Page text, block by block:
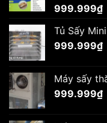
999.999₫
Tủ Sấy
999.999₫
Máy sấy
999.999₫